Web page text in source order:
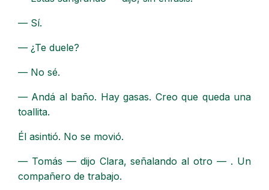
— Sí.
— ¿Te duele?
— No sé.
— Andá al baño. Hay gasas. Creo que queda una
toallita.
Él asintió. No se movió.
— Tomás — dijo Clara, señalando al otro — . Un
compañero de trabajo.